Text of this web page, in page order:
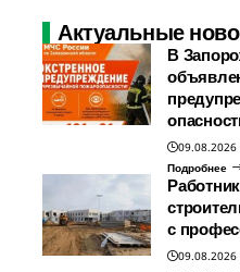
Актуальные
В
09.08.2026
Подробнее
с
09.08.2026